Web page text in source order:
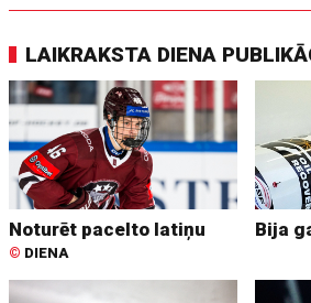
LAIKRAKSTA DIENA
Noturēt pacelto latiņu
© DIENA
Bija